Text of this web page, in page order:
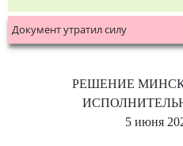
Документ утратил силу
РЕШЕНИЕ
5 июня